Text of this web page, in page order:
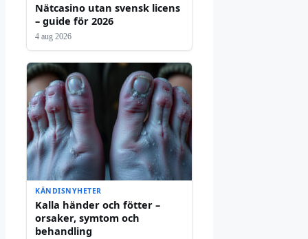
Nätcasino utan svensk licens
– guide för 2026
4 aug 2026
KÄNDISNYHETER
Kalla händer och fötter –
orsaker, symtom och
behandling